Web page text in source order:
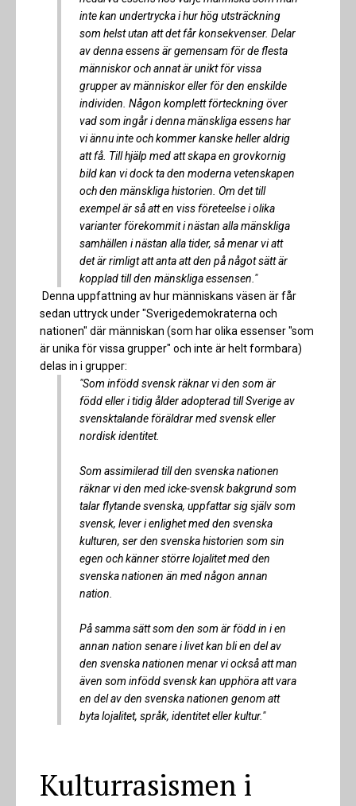
inte kan undertrycka i hur hög utsträckning
som helst utan att det får konsekvenser. Delar
av denna essens är gemensam för de flesta
människor och annat är unikt för vissa
grupper av människor eller för den enskilde
individen. Någon komplett förteckning över
vad som ingår i denna mänskliga essens har
vi ännu inte och kommer kanske heller aldrig
att få. Till hjälp med att skapa en grovkornig
bild kan vi dock ta den moderna vetenskapen
och den mänskliga historien. Om det till
exempel är så att en viss företeelse i olika
varianter förekommit i nästan alla mänskliga
samhällen i nästan alla tider, så menar vi att
det är rimligt att anta att den på något sätt är
kopplad till den mänskliga essensen."
Denna uppfattning av hur människans väsen är får
sedan uttryck under "Sverigedemokraterna och
nationen" där människan (som har olika essenser "som
är unika för vissa grupper" och inte är helt formbara)
delas in i grupper:
"Som infödd svensk räknar vi den som är
född eller i tidig ålder adopterad till Sverige av
svensktalande föräldrar med svensk eller
nordisk identitet.
Som assimilerad till den svenska nationen
räknar vi den med icke-svensk bakgrund som
talar flytande svenska, uppfattar sig själv som
svensk, lever i enlighet med den svenska
kulturen, ser den svenska historien som sin
egen och känner större lojalitet med den
svenska nationen än med någon annan
nation.
På samma sätt som den som är född in i en
annan nation senare i livet kan bli en del av
den svenska nationen menar vi också att man
även som infödd svensk kan upphöra att vara
en del av den svenska nationen genom att
byta lojalitet, språk, identitet eller kultur."
Kulturrasismen i